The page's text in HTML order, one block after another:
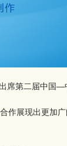
席第二届中国—
作展现出更加